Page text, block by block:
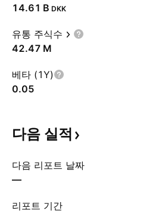
‪14.61 B‬ DKK
유통 주식수
‪42.47 M‬
베타 (1Y)
0.05
다음 실적
다음 리포트 날짜
—
리포트 기간